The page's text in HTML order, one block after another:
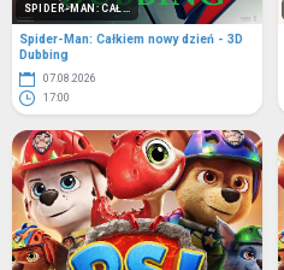
SPIDER-MAN: CAŁ...
Spider-Man: Całkiem nowy dzień - 3D
Dubbing
07.08.2026
17:00